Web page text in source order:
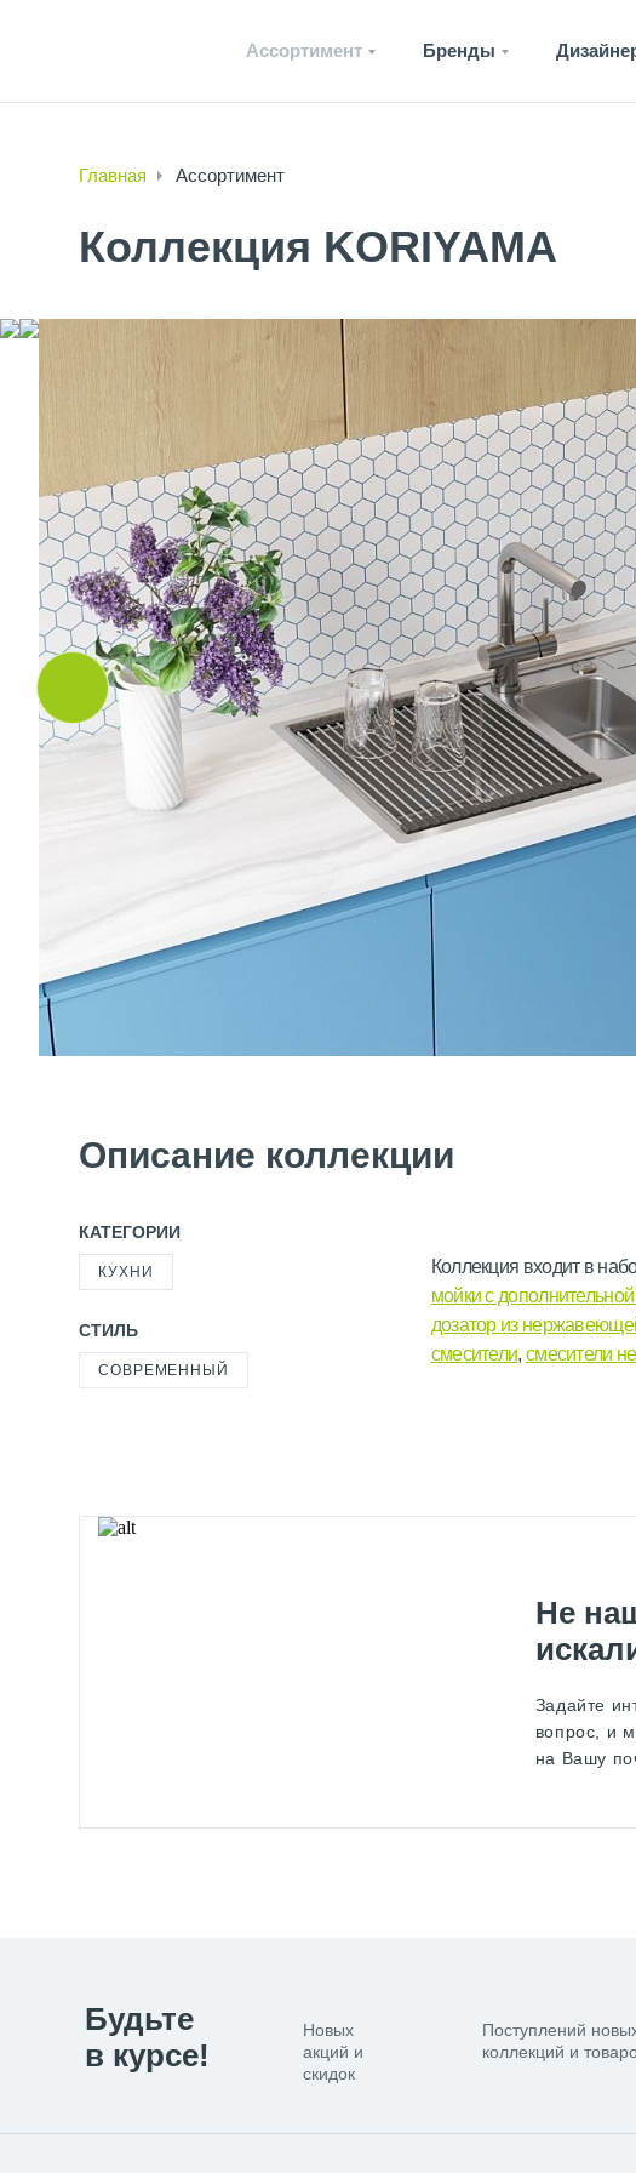
Ассортимент Бренды
Главная Ассортимент
Коллекция KORIYAMA
Описание коллекции
КАТЕГОРИИ
КУХНИ
СТИЛЬ
СОВРЕМЕННЫЙ
Коллекция входит в
мойки с
дозатор из
смесители, смесители
Не
Задайте
вопрос, и
на Вашу
Будьте
в курсе!
Новых
акций и
скидок
Поступлений
коллекций и